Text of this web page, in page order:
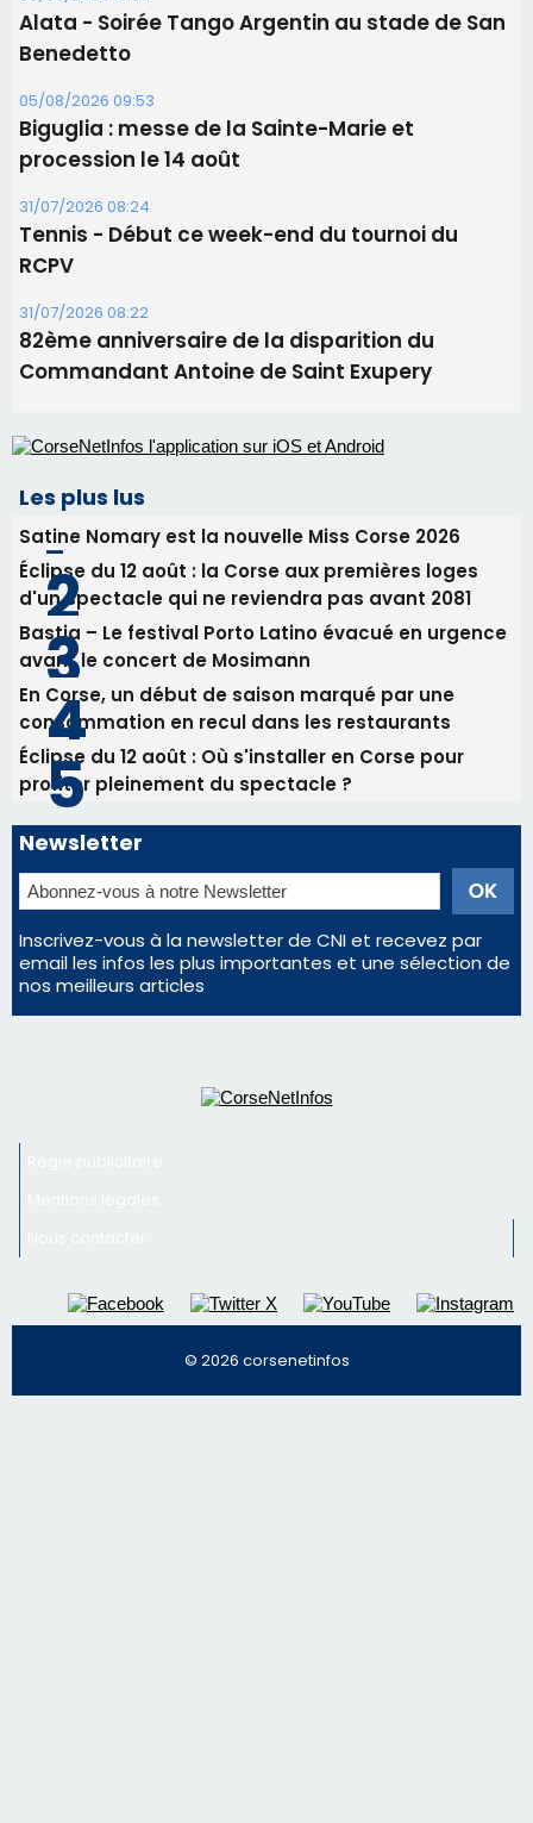
Alata - Soirée Tango Argentin au stade de San
Benedetto
05/08/2026 09:53
Biguglia : messe de la Sainte-Marie et
procession le 14 août
31/07/2026 08:24
Tennis - Début ce week-end du tournoi du
RCPV
31/07/2026 08:22
82ème anniversaire de la disparition du
Commandant Antoine de Saint Exupery
Les plus lus
Satine Nomary est la nouvelle Miss Corse 2026
Éclipse du 12 août : la Corse aux premières loges
d'un spectacle qui ne reviendra pas avant 2081
Bastia – Le festival Porto Latino évacué en urgence
avant le concert de Mosimann
En Corse, un début de saison marqué par une
consommation en recul dans les restaurants
Éclipse du 12 août : Où s'installer en Corse pour
profiter pleinement du spectacle ?
Newsletter
Inscrivez-vous à la newsletter de CNI et recevez par
email les infos les plus importantes et une sélection de
nos meilleurs articles
© 2026 corsenetinfos